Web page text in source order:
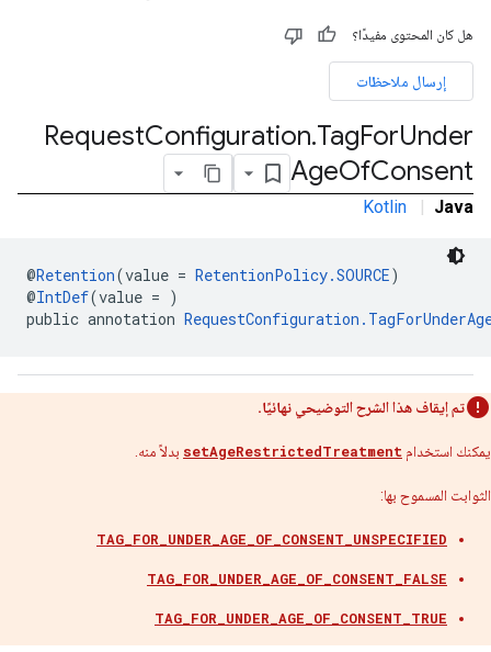
هل كان المحتوى مفيدًا؟
إرسال ملاحظات
RequestConfiguration.TagForUnder
AgeOfConsent
Kotlin | Java
@Retention(value = RetentionPolicy.SOURCE)
@IntDef(value = )
public annotation
تم إيقاف هذا الشرح التوضيحي نهائيًا.
يمكنك استخدام setAgeRestrictedTreatment بدلاً منه.
الثوابت المسموح بها:
TAG_FOR_UNDER_AGE_OF_CONSENT_UNSPECIFIED
TAG_FOR_UNDER_AGE_OF_CONSENT_FALSE
TAG_FOR_UNDER_AGE_OF_CONSENT_TRUE